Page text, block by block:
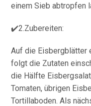
einem Sieb abtropfen
✔️2.Zubereiten:
Auf die Eisbergblätter
folgt die Zutaten
die Hälfte
Tomaten, übrigen
Tortillaboden. Als